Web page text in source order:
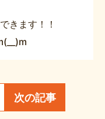
きます！！
次の記事